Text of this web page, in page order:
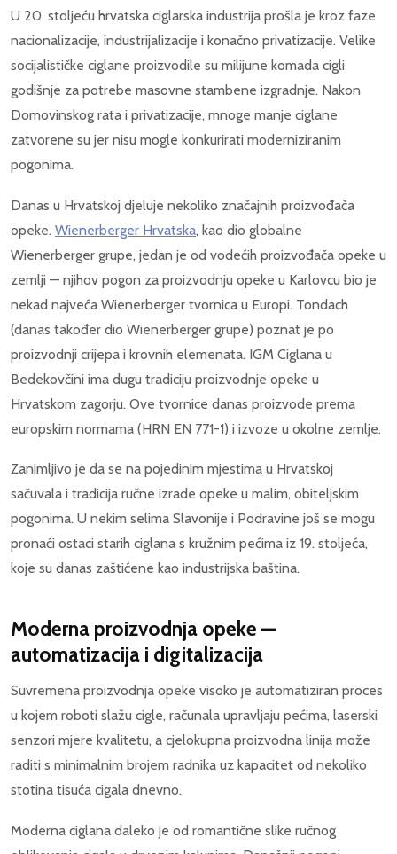
U 20. stoljeću hrvatska ciglarska industrija prošla je kroz faze
nacionalizacije, industrijalizacije i konačno privatizacije. Velike
socijalističke ciglane proizvodile su milijune komada cigli
godišnje za potrebe masovne stambene izgradnje. Nakon
Domovinskog rata i privatizacije, mnoge manje ciglane
zatvorene su jer nisu mogle konkurirati moderniziranim
pogonima.
Danas u Hrvatskoj djeluje nekoliko značajnih proizvođača
opeke. Wienerberger Hrvatska, kao dio globalne
Wienerberger grupe, jedan je od vodećih proizvođača opeke u
zemlji — njihov pogon za proizvodnju opeke u Karlovcu bio je
nekad najveća Wienerberger tvornica u Europi. Tondach
(danas također dio Wienerberger grupe) poznat je po
proizvodnji crijepa i krovnih elemenata. IGM Ciglana u
Bedekovčini ima dugu tradiciju proizvodnje opeke u
Hrvatskom zagorju. Ove tvornice danas proizvode prema
europskim normama (HRN EN 771-1) i izvoze u okolne zemlje.
Zanimljivo je da se na pojedinim mjestima u Hrvatskoj
sačuvala i tradicija ručne izrade opeke u malim, obiteljskim
pogonima. U nekim selima Slavonije i Podravine još se mogu
pronaći ostaci starih ciglana s kružnim pećima iz 19. stoljeća,
koje su danas zaštićene kao industrijska baština.
Moderna proizvodnja opeke —
automatizacija i digitalizacija
Suvremena proizvodnja opeke visoko je automatiziran proces
u kojem roboti slažu cigle, računala upravljaju pećima, laserski
senzori mjere kvalitetu, a cjelokupna proizvodna linija može
raditi s minimalnim brojem radnika uz kapacitet od nekoliko
stotina tisuća cigala dnevno.
Moderna ciglana daleko je od romantične slike ručnog